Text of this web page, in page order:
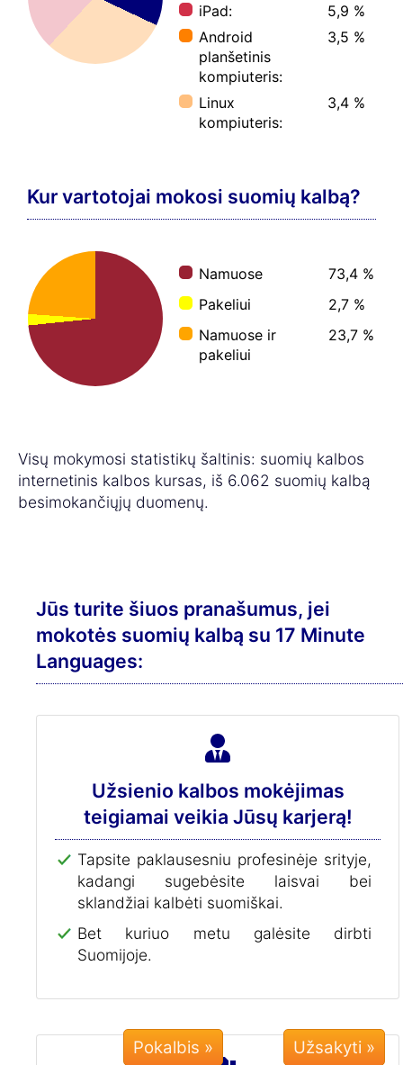
iPad:
5,9 %
Android
planšetinis
kompiuteris:
3,5 %
Linux
kompiuteris:
3,4 %
Kur vartotojai mokosi suomių kalbą?
Namuose
73,4 %
Pakeliui
2,7 %
Namuose ir
pakeliui
23,7 %
Visų mokymosi statistikų šaltinis: suomių kalbos
internetinis kalbos kursas, iš 6.062 suomių kalbą
besimokančiųjų duomenų.
Jūs turite šiuos pranašumus, jei
mokotės suomių kalbą su 17 Minute
Languages:
Užsienio kalbos mokėjimas
teigiamai veikia Jūsų karjerą!
Tapsite paklausesniu profesinėje srityje,
kadangi sugebėsite laisvai bei
sklandžiai kalbėti suomiškai.
Bet kuriuo metu galėsite dirbti
Suomijoje.
Pokalbis »